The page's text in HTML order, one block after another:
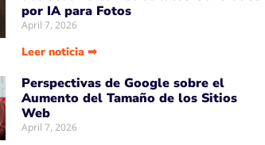
por IA para Fotos
April 7, 2026
Leer noticia ➡
Perspectivas de Google sobre el
Aumento del Tamaño de los Sitios
Web
April 7, 2026